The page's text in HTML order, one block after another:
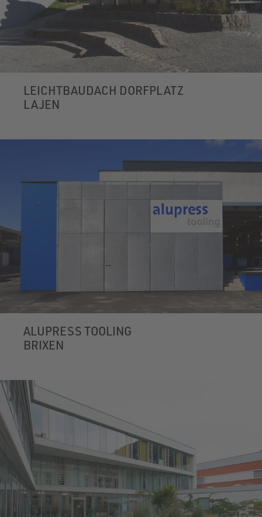
LEICHTBAUDACH DORFPLATZ
LAJEN
ALUPRESS TOOLING
BRIXEN